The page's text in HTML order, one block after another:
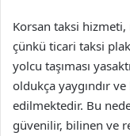
Korsan taksi
çünkü ticari taksi
yolcu taşıması
oldukça yaygındır
edilmektedir. Bu
güvenilir, bilinen ve